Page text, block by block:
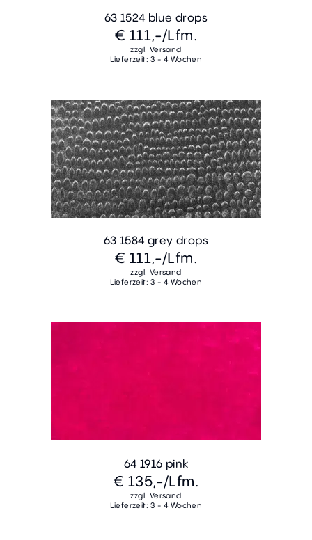
63 1524 blue drops
€ 111,-/Lfm.
zzgl. Versand
Lieferzeit: 3 - 4 Wochen
63 1584 grey drops
€ 111,-/Lfm.
zzgl. Versand
Lieferzeit: 3 - 4 Wochen
64 1916 pink
€ 135,-/Lfm.
zzgl. Versand
Lieferzeit: 3 - 4 Wochen